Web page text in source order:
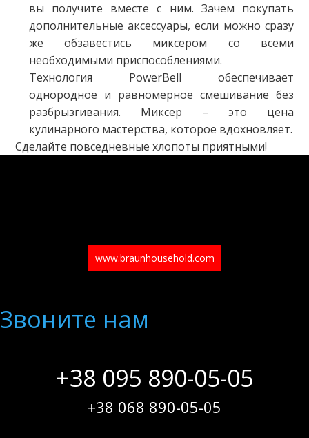
вы получите вместе с ним. Зачем покупать
дополнительные аксессуары, если можно сразу
же обзавестись миксером со всеми
необходимыми приспособлениями.
Технология PowerBell обеспечивает
однородное и равномерное смешивание без
разбрызгивания. Миксер – это цена
кулинарного мастерства, которое вдохновляет.
Сделайте повседневные хлопоты приятными!
www.braunhousehold.com
Звоните нам
+38 095 890-05-05
+38 068 890-05-05